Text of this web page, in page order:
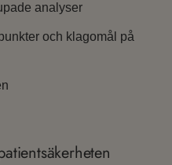
analyser
och klagomål på